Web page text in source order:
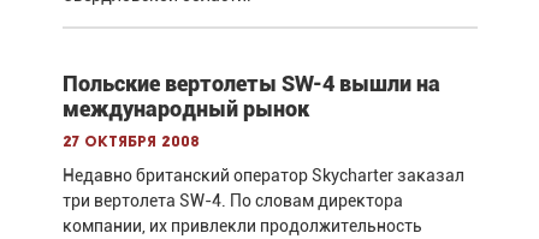
Польские вертолеты SW-4 вышли на
международный рынок
27 октября 2008
Недавно британский оператор Skycharter заказал
три вертолета SW-4. По словам директора
компании, их привлекли продолжительность